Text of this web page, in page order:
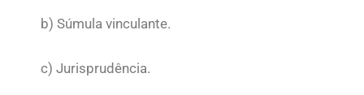
b) Súmula vinculante.
c) Jurisprudência.